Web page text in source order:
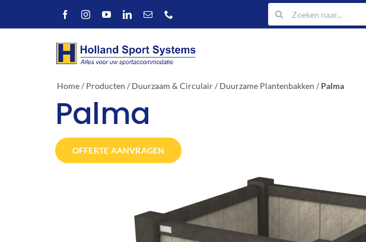
Zoeken
naar:
Home/ Producten / Duurzaam & Circulair/ Duurzame Plantenbakken / Palma
Palma
OFFERTE AANVRAGEN